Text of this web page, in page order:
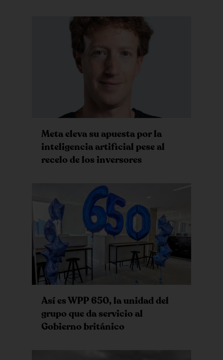
Meta eleva su apuesta por la
inteligencia artificial pese al
recelo de los inversores
Así es WPP 650, la unidad del
grupo que da servicio al
Gobierno británico